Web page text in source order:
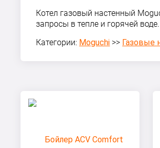
Котел газовый настенный
запросы в тепле и горячей воде.
Категории: Moguchi >> Газовые